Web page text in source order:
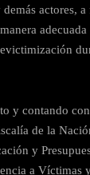
actores, a
y contando
de la
y
a Víctimas